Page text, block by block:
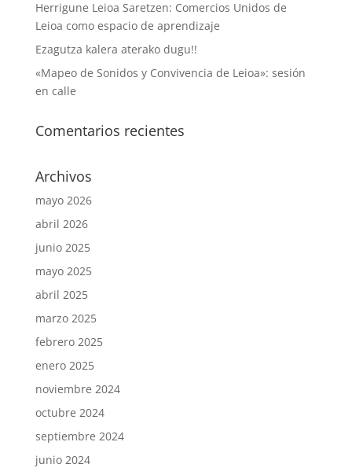
Herrigune Leioa Saretzen: Comercios Unidos de
Leioa como espacio de aprendizaje
Ezagutza kalera aterako dugu!!
«Mapeo de Sonidos y Convivencia de Leioa»: sesión
en calle
Comentarios recientes
Archivos
mayo 2026
abril 2026
junio 2025
mayo 2025
abril 2025
marzo 2025
febrero 2025
enero 2025
noviembre 2024
octubre 2024
septiembre 2024
junio 2024